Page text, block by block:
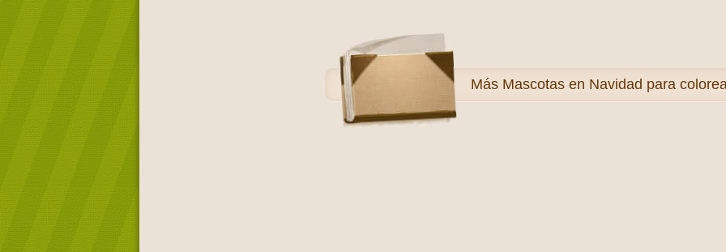
Más Mascotas en Navidad para